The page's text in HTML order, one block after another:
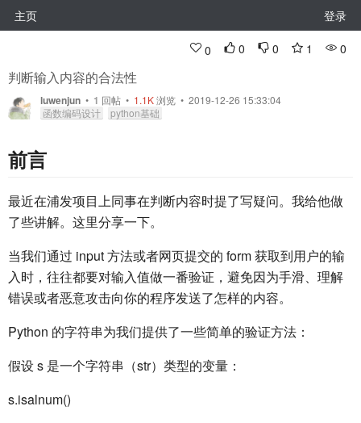
主页 登录
0 0 0 1 0
判断输入内容的合法性
luwenjun • 1 回帖 • 1.1K浏览 • 2019-12-26 15:33:04
函数编码设计
python基础
前言
最近在浦发项目上同事在判断内容时提了写疑问。我给他做
了些讲解。这里分享一下。
当我们通过 input 方法或者网页提交的 form 获取到用户的输
入时，往往都要对输入值做一番验证，避免因为手滑、理解
错误或者恶意攻击向你的程序发送了怎样的内容。
Python 的字符串为我们提供了一些简单的验证方法：
假设 s 是一个字符串（str）类型的变量：
s.isalnum()